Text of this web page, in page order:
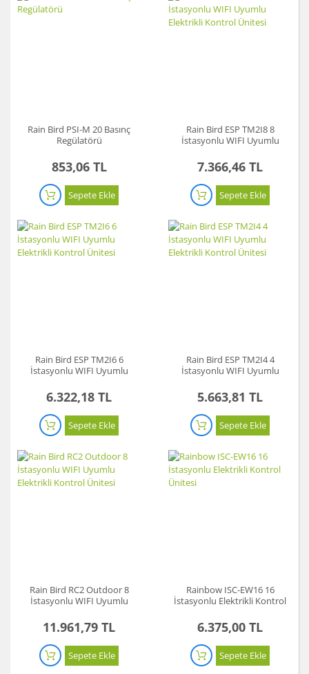
Rain Bird PSI-M 20 Basınç
Regülatörü
853,06 TL
Sepete Ekle
Rain Bird ESP TM2I8 8
İstasyonlu WIFI Uyumlu
7.366,46 TL
Sepete Ekle
Rain Bird ESP TM2I6 6
İstasyonlu WIFI Uyumlu
6.322,18 TL
Sepete Ekle
Rain Bird ESP TM2I4 4
İstasyonlu WIFI Uyumlu
5.663,81 TL
Sepete Ekle
Rain Bird RC2 Outdoor 8
İstasyonlu WIFI Uyumlu
11.961,79 TL
Sepete Ekle
Rainbow ISC-EW16 16
İstasyonlu Elektrikli Kontrol
6.375,00 TL
Sepete Ekle